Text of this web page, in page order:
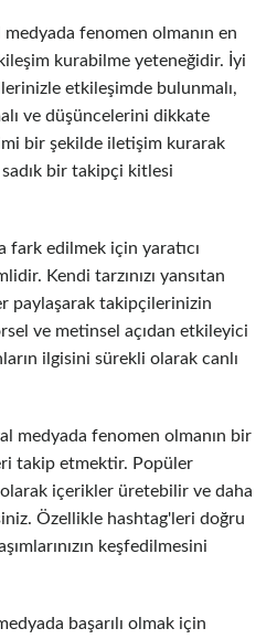
medyada fenomen olmanın en
kurabilme yeteneğidir. İyi
etkileşimde bulunmalı,
ve düşüncelerini dikkate
bir şekilde iletişim kurarak
bir takipçi kitlesi
fark edilmek için yaratıcı
Kendi tarzınızı yansıtan
paylaşarak takipçilerinizin
ve metinsel açıdan etkileyici
ilgisini sürekli olarak canlı
medyada fenomen olmanın bir
takip etmektir. Popüler
içerikler üretebilir ve daha
Özellikle hashtag'leri doğru
keşfedilmesini
başarılı olmak için